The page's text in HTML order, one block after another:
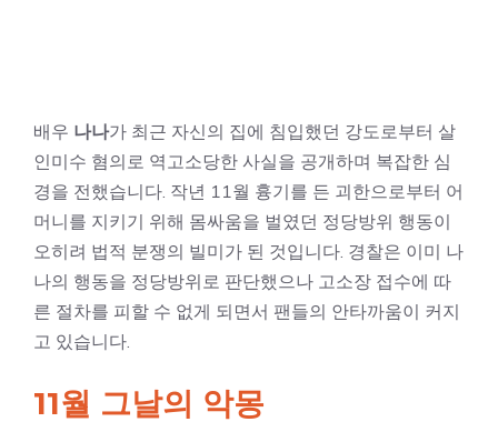
배우 나나가 최근 자신의 집에 침입했던 강도로부터 살
인미수 혐의로 역고소당한 사실을 공개하며 복잡한 심
경을 전했습니다. 작년 11월 흉기를 든 괴한으로부터 어
머니를 지키기 위해 몸싸움을 벌였던 정당방위 행동이
오히려 법적 분쟁의 빌미가 된 것입니다. 경찰은 이미 나
나의 행동을 정당방위로 판단했으나 고소장 접수에 따
른 절차를 피할 수 없게 되면서 팬들의 안타까움이 커지
고 있습니다.
11월 그날의 악몽